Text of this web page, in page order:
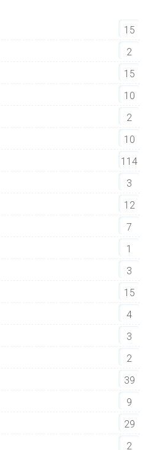
15
2
15
10
2
10
114
3
12
7
1
3
15
4
3
2
39
9
29
2